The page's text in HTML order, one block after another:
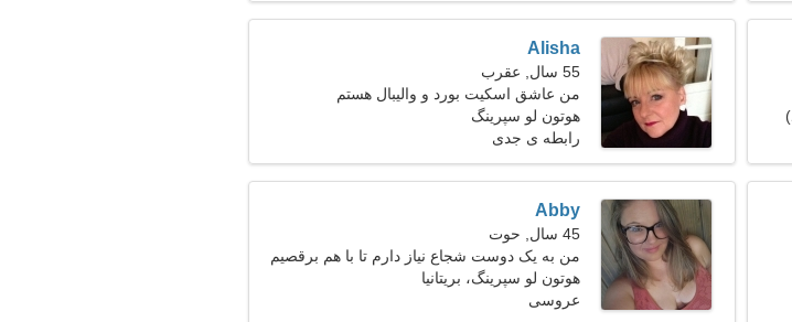
Alisha
55 سال, عقرب
من عاشق اسکیت بورد و والیبال هستم
هوتون لو سپرینگ
رابطه ی جدی
Abby
45 سال, حوت
من به یک دوست شجاع نیاز دارم تا با هم برقصیم
هوتون لو سپرینگ، بریتانیا
عروسی